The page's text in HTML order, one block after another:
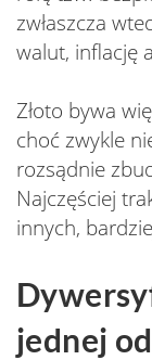
zwłaszcza
walut, inflację
Złoto bywa
choć zwykle
rozsądnie
Najczęściej
innych,
jednej